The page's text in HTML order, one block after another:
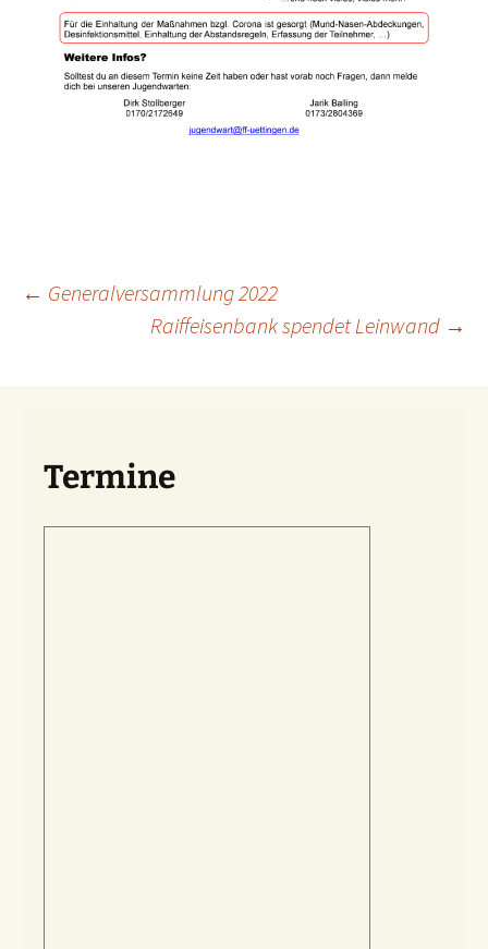
Beitragsnavigation
← Generalversammlung 2022
Raiffeisenbank spendet Leinwand →
Termine